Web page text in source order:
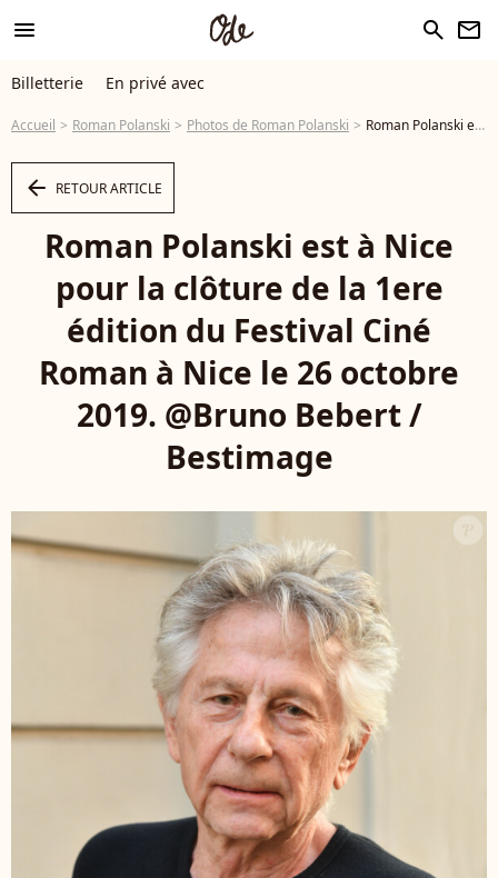
menu search newsletter
Billetterie En privé avec
Accueil Roman Polanski Photos de Roman Polanski Roman Polanski est à Nice pour la clôture de la 1ere édition du Festival Ciné Roman à Nice le 26 octobre 2019. @Bruno Bebert / Bestimage - Photo
arrow_left RETOUR ARTICLE
Roman Polanski est à Nice
pour la clôture de la 1ere
édition du Festival Ciné
Roman à Nice le 26 octobre
2019. @Bruno Bebert /
Bestimage